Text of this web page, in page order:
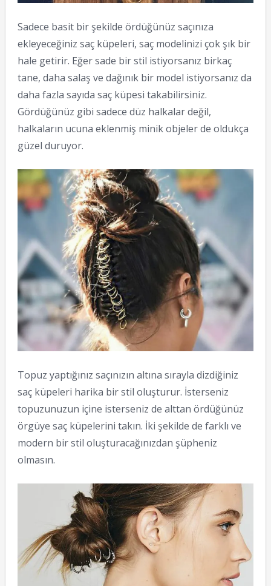
Sadece basit bir şekilde ördüğünüz saçınıza
ekleyeceğiniz saç küpeleri, saç modelinizi çok şık bir
hale getirir. Eğer sade bir stil istiyorsanız birkaç
tane, daha salaş ve dağınık bir model istiyorsanız da
daha fazla sayıda saç küpesi takabilirsiniz.
Gördüğünüz gibi sadece düz halkalar değil,
halkaların ucuna eklenmiş minik objeler de oldukça
güzel duruyor.
Topuz yaptığınız saçınızın altına sırayla dizdiğiniz
saç küpeleri harika bir stil oluşturur. İsterseniz
topuzunuzun içine isterseniz de alttan ördüğünüz
örgüye saç küpelerini takın. İki şekilde de farklı ve
modern bir stil oluşturacağınızdan şüpheniz
olmasın.